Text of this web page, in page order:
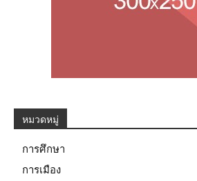
หมวดหมู่
การศึกษา
การเมือง